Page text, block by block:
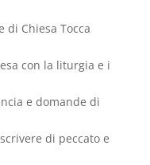
di Chiesa Tocca
con la liturgia e i
e domande di
di peccato e